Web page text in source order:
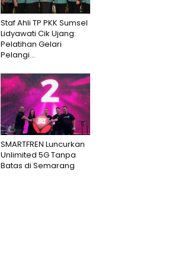
Staf Ahli TP PKK Sumsel
Lidyawati Cik Ujang:
Pelatihan Gelari
Pelangi...
SMARTFREN Luncurkan
Unlimited 5G Tanpa
Batas di Semarang